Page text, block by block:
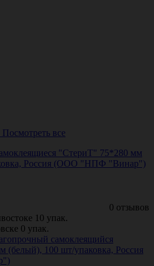
Посмотреть все
"СтериТ" 75*280 мм
Россия (ООО "НПФ "Винар")
0 отзывов
10 упак.
0 упак.
самоклеящийся
(белый), 100 шт/упаковка, Россия